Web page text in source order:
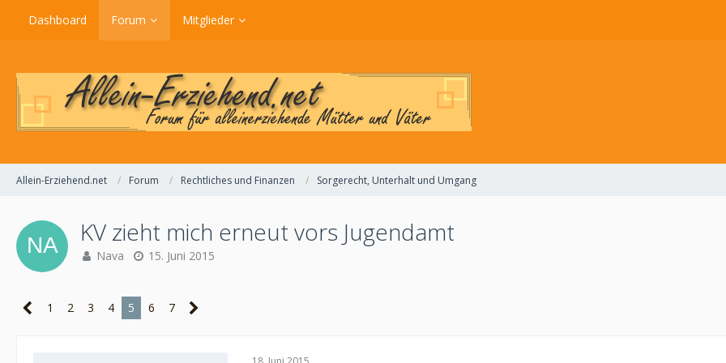
Dashboard Forum Mitglieder
Allein-Erziehend.net Forum Rechtliches und Finanzen Sorgerecht, Unterhalt und Umgang
KV zieht mich erneut vors Jugendamt
Nava 15. Juni 2015
1 2 3 4 5 6 7